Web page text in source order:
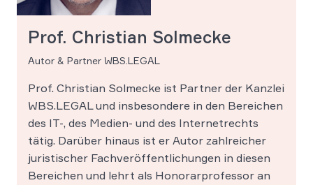
Prof. Christian Solmecke
Autor & Partner WBS.LEGAL
Prof. Christian Solmecke ist Partner der Kanzlei
WBS.LEGAL und insbesondere in den Bereichen
des IT-, des Medien- und des Internetrechts
tätig. Darüber hinaus ist er Autor zahlreicher
juristischer Fachveröffentlichungen in diesen
Bereichen und lehrt als Honorarprofessor an